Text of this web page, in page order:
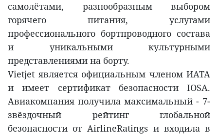
самолётами, разнообразным выбором
горячего питания, услугами
профессионального бортпроводного состава
и уникальными культурными
представлениями на борту.
Vietjet является официальным членом ИАТА
и имеет сертификат безопасности IOSA.
Авиакомпания получила максимальный - 7-
звёздочный рейтинг глобальной
безопасности от AirlineRatings и входила в